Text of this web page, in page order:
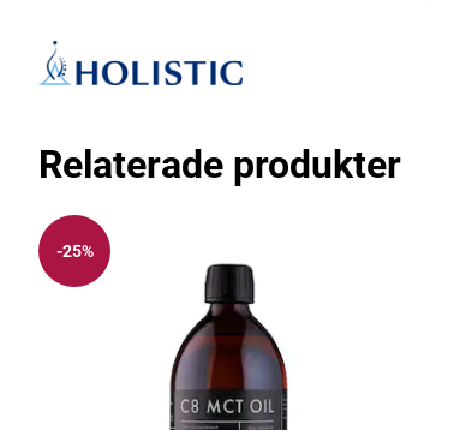
Relaterade produkter
-25%